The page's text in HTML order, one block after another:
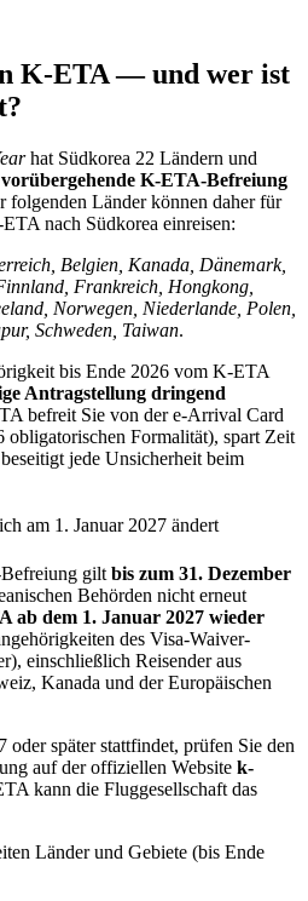
K-ETA — und wer ist
hat Südkorea 22 Ländern und
vorübergehende K-ETA-Befreiung
folgenden Länder können daher für
nach Südkorea einreisen:
Belgien, Kanada, Dänemark,
Frankreich, Hongkong,
Norwegen, Niederlande, Polen,
Schweden, Taiwan.
bis Ende 2026 vom K-ETA
Antragstellung dringend
befreit Sie von der e-Arrival Card
obligatorischen Formalität), spart Zeit
jede Unsicherheit beim
am 1. Januar 2027 ändert
gilt bis zum 31. Dezember
Behörden nicht erneut
ab dem 1. Januar 2027 wieder
des Visa-Waiver-
einschließlich Reisender aus
Kanada und der Europäischen
oder später stattfindet, prüfen Sie den
auf der offiziellen Website k-
kann die Fluggesellschaft das
Länder und Gebiete (bis Ende